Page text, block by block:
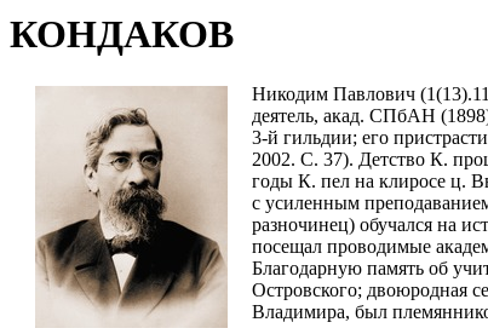
КОНДАКОВ
Никодим Павлович
деятель, акад. СПбАН
3-й гильдии; его
2002. С. 37). Детство К.
годы К. пел на клиросе ц.
с усиленным
разночинец) обучался на
посещал проводимые
Благодарную память об
Островского; двоюродная
Владимира, был